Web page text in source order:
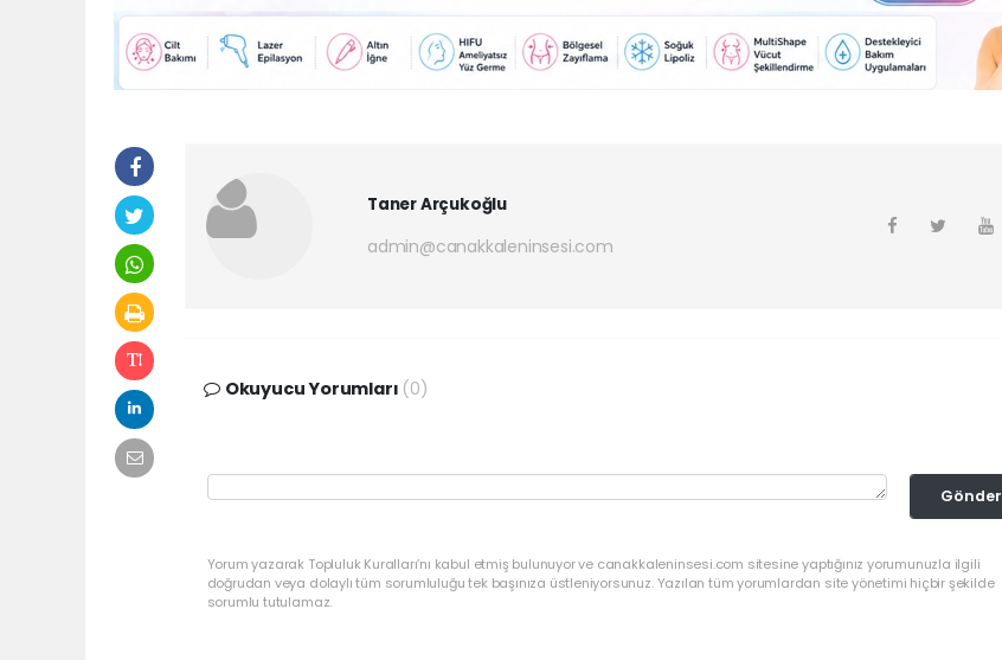
Taner Arçukoğlu
admin@canakkaleninsesi.com
Okuyucu Yorumları (0)
Gönder
Yorum yazarak Topluluk Kuralları’nı kabul etmiş bulunuyor ve canakkaleninsesi.com sitesine yaptığınız yorumunuzla ilgili
doğrudan veya dolaylı tüm sorumluluğu tek başınıza üstleniyorsunuz. Yazılan tüm yorumlardan site yönetimi hiçbir şekilde
sorumlu tutulamaz.